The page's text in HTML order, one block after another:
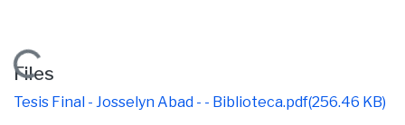
Loading...
Files
Tesis Final - Josselyn Abad - - Biblioteca.pdf(256.46 KB)